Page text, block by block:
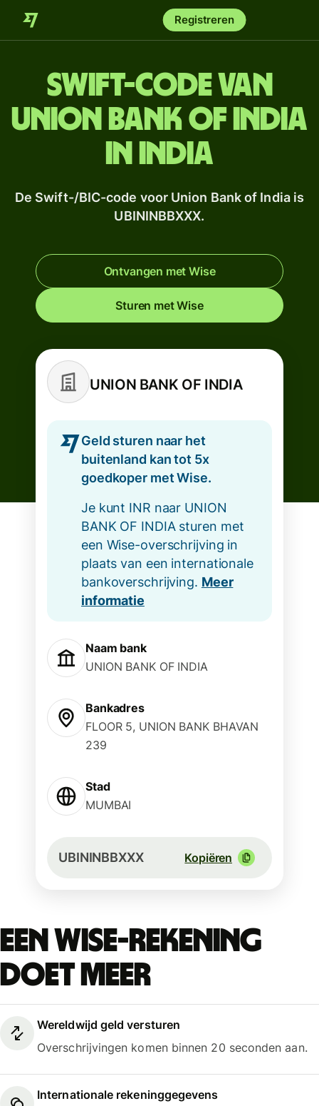
Registreren
Swift-code van
Union Bank of India
in India
De Swift-/BIC-code voor Union Bank of India is
UBININBBXXX.
Ontvangen met Wise
Sturen met Wise
UNION BANK OF INDIA
Geld sturen naar het
buitenland kan tot 5x
goedkoper met Wise.
Je kunt INR naar UNION
BANK OF INDIA sturen met
een Wise-overschrijving in
plaats van een internationale
bankoverschrijving. Meer
informatie
Naam bank
UNION BANK OF INDIA
Bankadres
FLOOR 5, UNION BANK BHAVAN
239
Stad
MUMBAI
UBININBBXXX Kopiëren
Een Wise-rekening
doet meer
Wereldwijd geld versturen
Overschrijvingen komen binnen 20 seconden aan.
Internationale rekeninggegevens